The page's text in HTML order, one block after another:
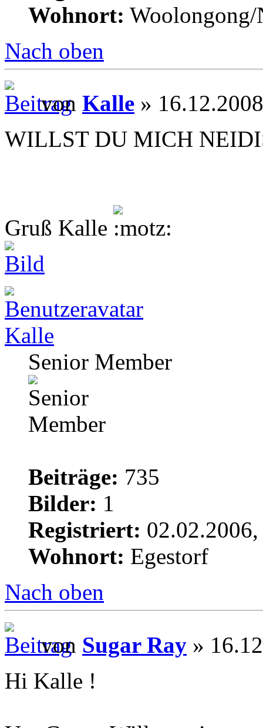
Wohnort: Woolongong/
Nach oben
von Kalle »
WILLST DU MICH
Gruß Kalle
Kalle
Senior Member
Beiträge: 735
Bilder: 1
Registriert:
Wohnort: Egestorf
Nach oben
von Sugar Ray »
Hi Kalle !